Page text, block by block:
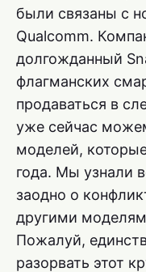
были связаны с
Qualcomm.
долгожданный
флагманских
продаваться в
уже сейчас
моделей,
года. Мы узнали
заодно о
другими
Пожалуй,
разорвать этот